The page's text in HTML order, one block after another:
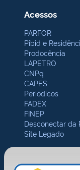
Acessos
PARFOR
Pibid e
Prodocência
LAPETRO
CNPq
CAPES
Periódicos
FADEX
FINEP
Desconectar da
Site Legado